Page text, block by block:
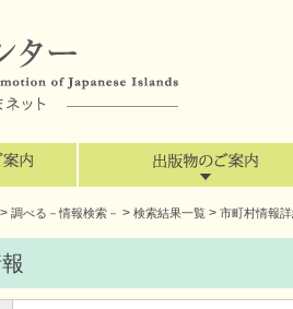
> 調べる－情報検索－ > 検索結果一覧 > 市町村情報